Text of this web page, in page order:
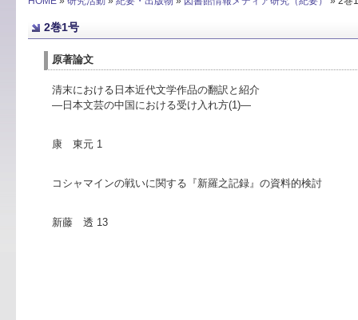
2巻1号
原著論文
清末における日本近代文学作品の翻訳と紹介
―日本文芸の中国における受け入れ方(1)―
康 東元 1
コシャマインの戦いに関する『新羅之記録』の資料的検討
新藤 透 13